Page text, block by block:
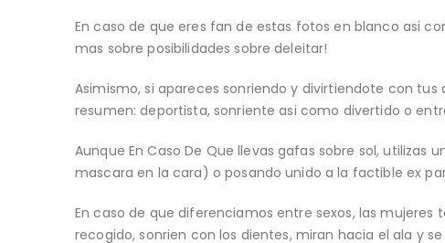
En caso de que eres fan de estas fotos en blanco asi­
mas sobre posibilidades sobre deleitar!
Asimismo, si apareces sonriendo y divirtiendote con
resumen: deportista, sonriente asi­ como divertido o
Aunque En Caso De Que llevas gafas sobre sol,
mascara en la cara) o posando unido a la factible ex
En caso de que diferenciamos entre sexos, las
recogido, sonrien con los dientes, miran hacia el ala y